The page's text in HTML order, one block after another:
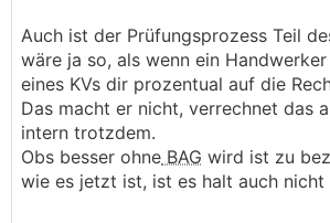
Auch ist der Prüfungsprozess Teil
wäre ja so, als wenn ein
eines KVs dir prozentual auf die
Das macht er nicht, verrechnet das
intern trotzdem.
Obs besser ohne BAG wird ist zu
wie es jetzt ist, ist es halt auch nicht